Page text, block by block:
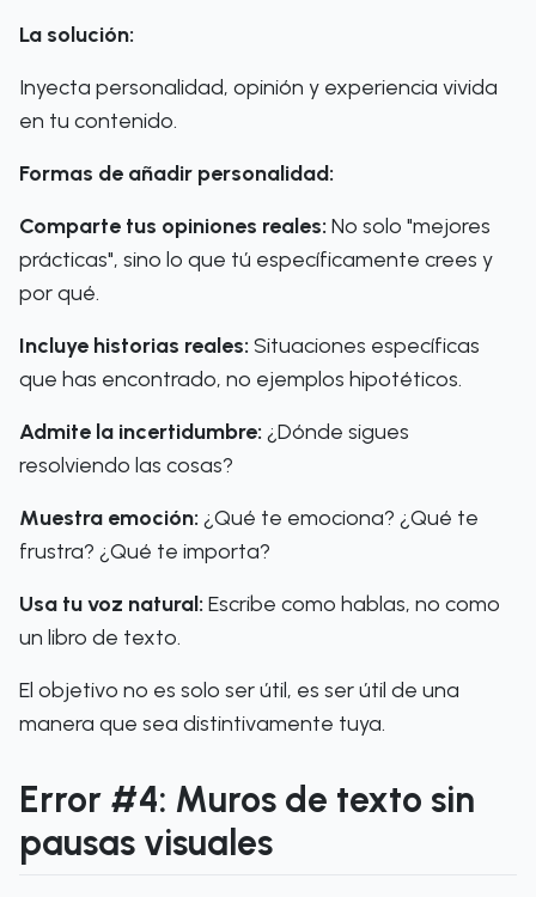
La solución:
Inyecta personalidad, opinión y experiencia vivida
en tu contenido.
Formas de añadir personalidad:
Comparte tus opiniones reales: No solo "mejores
prácticas", sino lo que tú específicamente crees y
por qué.
Incluye historias reales: Situaciones específicas
que has encontrado, no ejemplos hipotéticos.
Admite la incertidumbre: ¿Dónde sigues
resolviendo las cosas?
Muestra emoción: ¿Qué te emociona? ¿Qué te
frustra? ¿Qué te importa?
Usa tu voz natural: Escribe como hablas, no como
un libro de texto.
El objetivo no es solo ser útil, es ser útil de una
manera que sea distintivamente tuya.
Error #4: Muros de texto sin
pausas visuales